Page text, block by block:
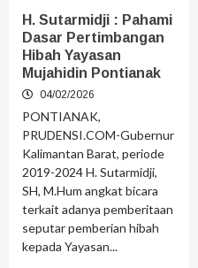
H. Sutarmidji : Pahami
Dasar Pertimbangan
Hibah Yayasan
Mujahidin Pontianak
04/02/2026
PONTIANAK,
PRUDENSI.COM-Gubernur
Kalimantan Barat, periode
2019-2024 H. Sutarmidji,
SH, M.Hum angkat bicara
terkait adanya pemberitaan
seputar pemberian hibah
kepada Yayasan...